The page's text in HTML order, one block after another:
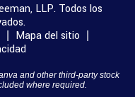
LLP. Todos los
Mapa del sitio
and other third-party stock
where required.